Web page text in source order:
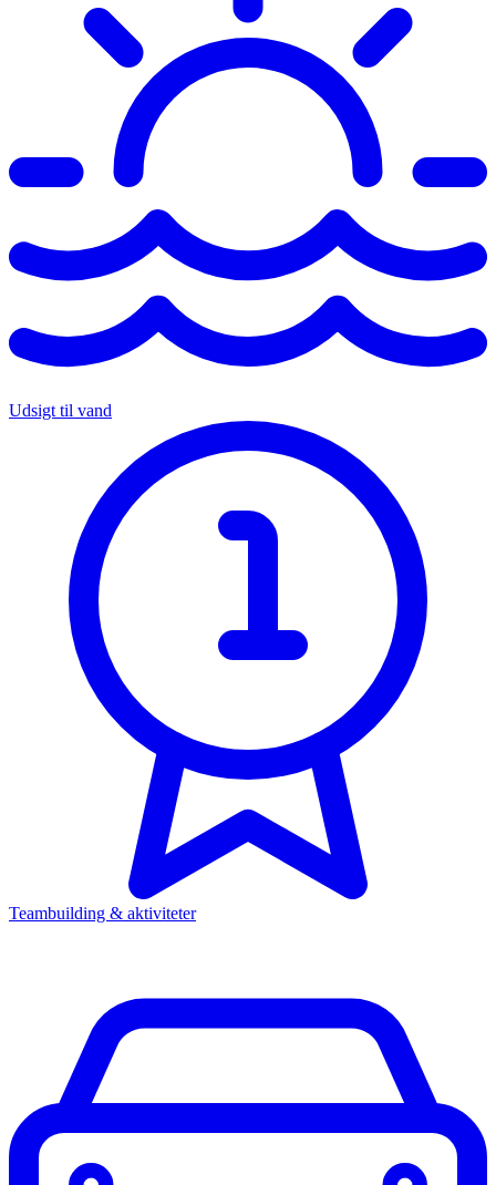
Udsigt til vand
Teambuilding & aktiviteter